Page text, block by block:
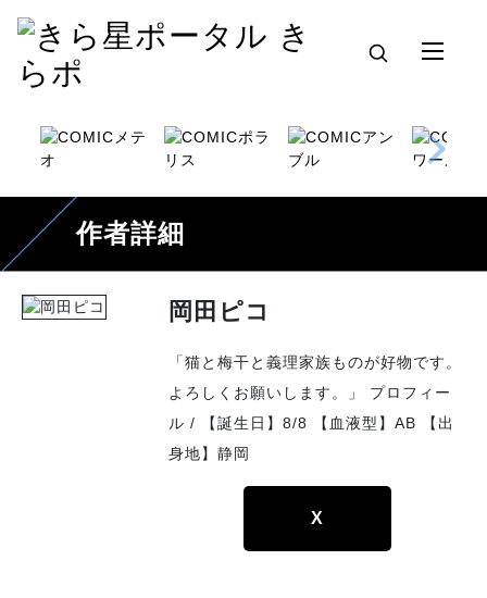
作者詳細
岡田ピコ
「猫と梅干と義理家族ものが好物です。
よろしくお願いします。」 プロフィー
ル / 【誕生日】8/8 【血液型】AB 【出
身地】静岡
X